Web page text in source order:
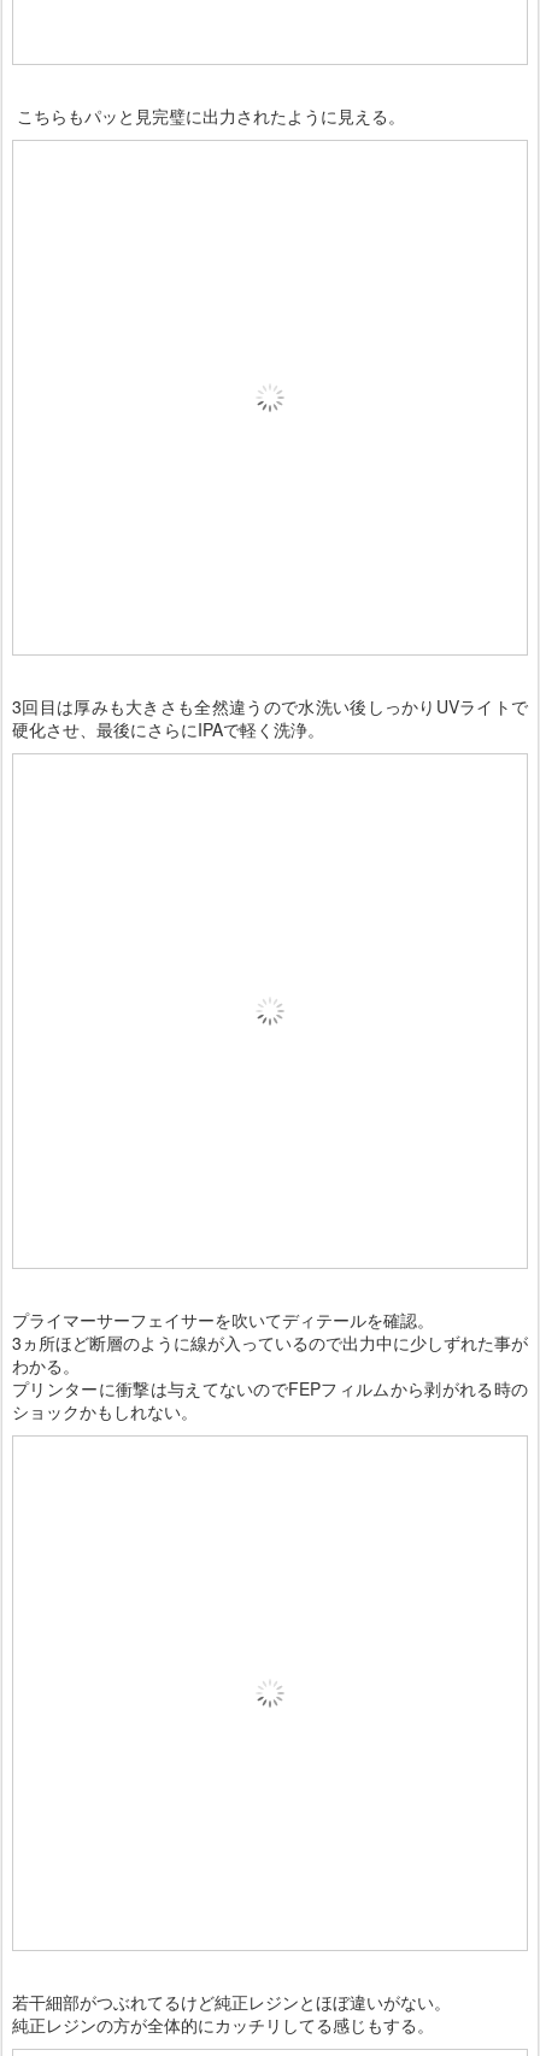
こちらもパッと見完璧に出力されたように見える。
3回目は厚みも大きさも全然違うので水洗い後しっかりUVライトで
硬化させ、最後にさらにIPAで軽く洗浄。
プライマーサーフェイサーを吹いてディテールを確認。
3ヵ所ほど断層のように線が入っているので出力中に少しずれた事が
わかる。
プリンターに衝撃は与えてないのでFEPフィルムから剥がれる時の
ショックかもしれない。
若干細部がつぶれてるけど純正レジンとほぼ違いがない。
純正レジンの方が全体的にカッチリしてる感じもする。